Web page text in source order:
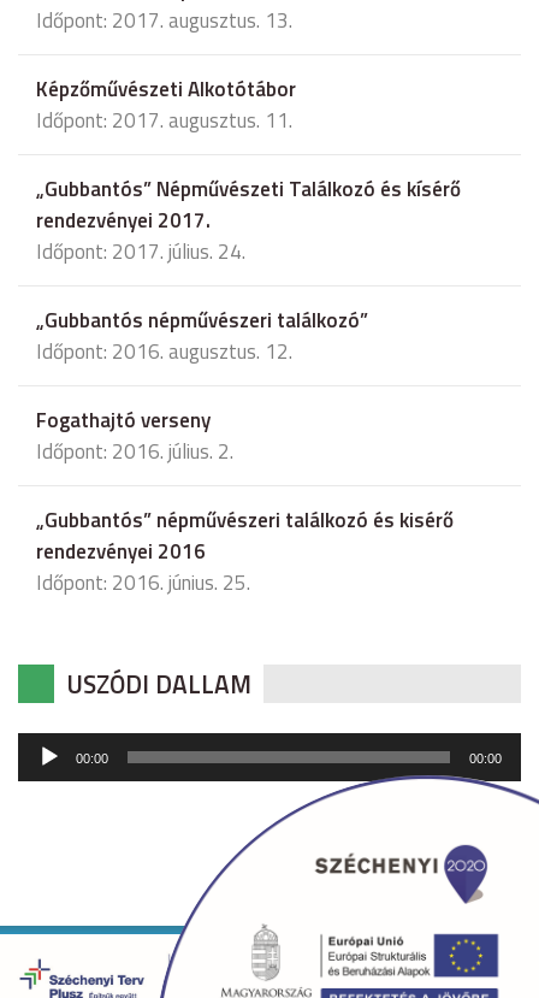
Időpont: 2017. augusztus. 13.
Képzőművészeti Alkotótábor
Időpont: 2017. augusztus. 11.
„Gubbantós” Népművészeti Találkozó és kísérő
rendezvényei 2017.
Időpont: 2017. július. 24.
„Gubbantós népművészeri találkozó”
Időpont: 2016. augusztus. 12.
Fogathajtó verseny
Időpont: 2016. július. 2.
„Gubbantós” népművészeri találkozó és kisérő
rendezvényei 2016
Időpont: 2016. június. 25.
USZÓDI DALLAM
Audió
lejátszó
00:00 00:00
Copyright © 2026 uszod.hu Minden jog fenntartva. •